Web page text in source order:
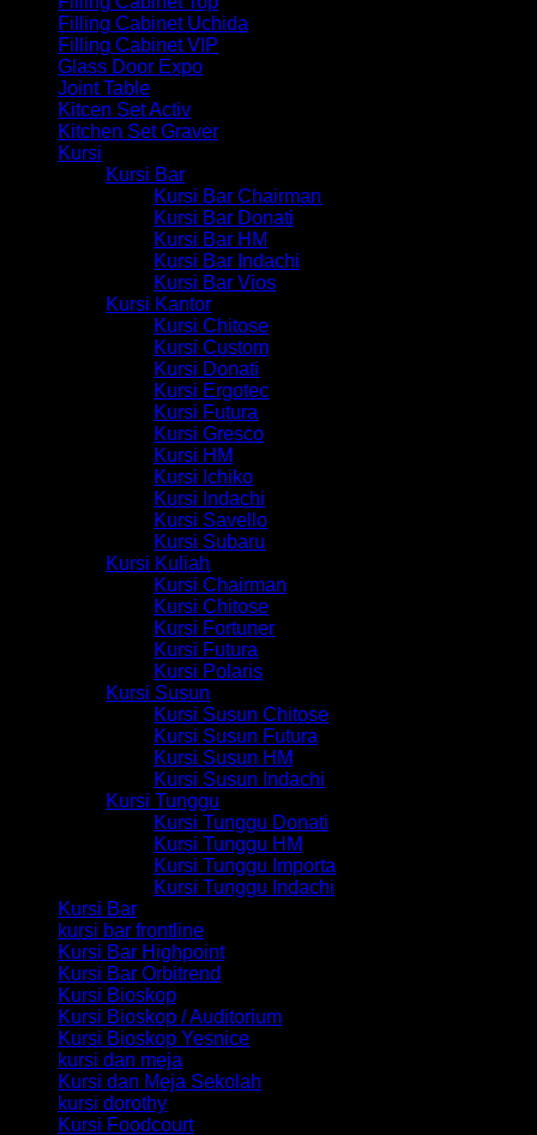
Filling Cabinet Uchida
Filling Cabinet VIP
Glass Door Expo
Joint Table
Kitcen Set Activ
Kitchen Set Graver
Kursi
Kursi Bar
Kursi Bar Chairman
Kursi Bar Donati
Kursi Bar HM
Kursi Bar Indachi
Kursi Bar Vios
Kursi Kantor
Kursi Chitose
Kursi Custom
Kursi Donati
Kursi Ergotec
Kursi Futura
Kursi Gresco
Kursi HM
Kursi Ichiko
Kursi Indachi
Kursi Savello
Kursi Subaru
Kursi Kuliah
Kursi Chairman
Kursi Chitose
Kursi Fortuner
Kursi Futura
Kursi Polaris
Kursi Susun
Kursi Susun Chitose
Kursi Susun Futura
Kursi Susun HM
Kursi Susun Indachi
Kursi Tunggu
Kursi Tunggu Donati
Kursi Tunggu HM
Kursi Tunggu Importa
Kursi Tunggu Indachi
Kursi Bar
kursi bar frontline
Kursi Bar Highpoint
Kursi Bar Orbitrend
Kursi Bioskop
Kursi Bioskop / Auditorium
Kursi Bioskop Yesnice
kursi dan meja
Kursi dan Meja Sekolah
kursi dorothy
Kursi Foodcourt